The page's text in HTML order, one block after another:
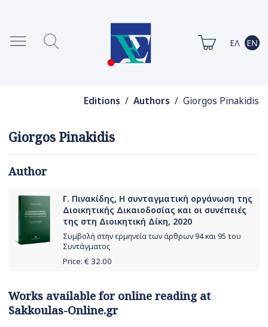
Editions / Authors / Giorgos Pinakidis
Giorgos Pinakidis
Author
Γ. Πινακίδης, Η συνταγματική οργάνωση της
Διοικητικής Δικαιοδοσίας και οι συνέπειές
της στη Διοικητική Δίκη, 2020
Συμβολή στην ερμηνεία των άρθρων 94 και 95 του
Συντάγματος
Price: € 32.00
Works available for online reading at
Sakkoulas-Online.gr